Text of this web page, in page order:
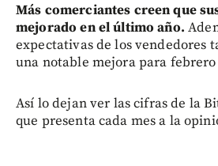
Más comerciantes creen que
mejorado en el último año.
expectativas de los vendedores
una notable mejora para febrero
Así lo dejan ver las cifras de la
que presenta cada mes a la